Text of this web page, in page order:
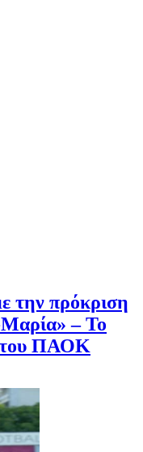
την πρόκριση
Μαρία» – Το
του ΠΑΟΚ